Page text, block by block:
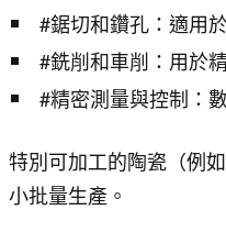
#鋸切和鑽孔：適用
#銑削和車削：用於
#精密測量與控制：
特別可加工的陶瓷（例
小批量生產。